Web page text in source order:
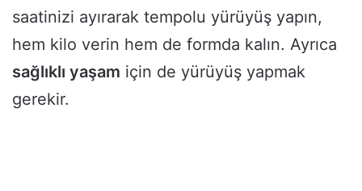
saatinizi ayırarak tempolu yürüyüş yapın,
hem kilo verin hem de formda kalın. Ayrıca
sağlıklı yaşam için de yürüyüş yapmak
gerekir.